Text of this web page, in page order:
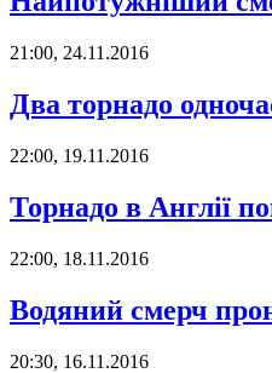
21:00, 24.11.2016
Два торнадо
22:00, 19.11.2016
Торнадо в Англії
22:00, 18.11.2016
Водяний смерч
20:30, 16.11.2016